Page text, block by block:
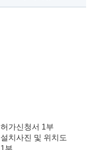
허가신청서 1부
설치사진 및 위치도
1부